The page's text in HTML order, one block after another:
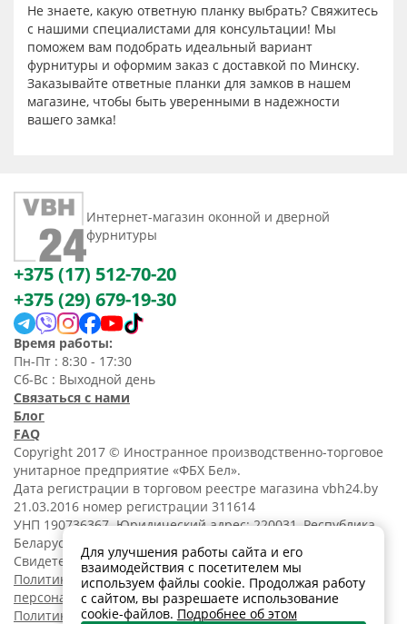
Не знаете, какую ответную планку выбрать? Свяжитесь
с нашими специалистами для консультации! Мы
поможем вам подобрать идеальный вариант
фурнитуры и оформим заказ с доставкой по Минску.
Заказывайте ответные планки для замков в нашем
магазине, чтобы быть уверенными в надежности
вашего замка!
Интернет-магазин оконной и дверной
фурнитуры
+375 (17) 512-70-20
+375 (29) 679-19-30
Время работы:
Пн-Пт : 8:30 - 17:30
Сб-Вс : Выходной день
Связаться с нами
Блог
FAQ
Copyright 2017 © Иностранное производственно-торговое
унитарное предприятие «ФБХ Бел».
Дата регистрации в торговом реестре магазина vbh24.by
21.03.2016 номер регистрации 311614
УНП 190736367. Юридический адрес: 220031, Республика
Беларусь, г. Минск, ул. Танковая, 15-1, 5 этаж;
Свидетельство о регистрации N190736367 от 11.02.2014.
Политика обработки
персональных данных
Политика в отношении
Для улучшения работы сайта и его
взаимодействия с посетителем мы
используем файлы cookie. Продолжая работу
с сайтом, вы разрешаете использование
cookie-файлов. Подробнее об этом